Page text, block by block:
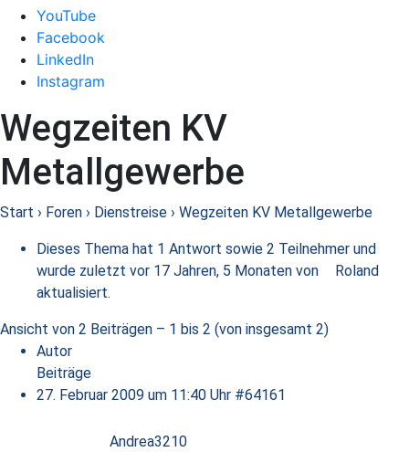
YouTube
Facebook
LinkedIn
Instagram
Wegzeiten KV
Metallgewerbe
Start › Foren › Dienstreise › Wegzeiten KV Metallgewerbe
Dieses Thema hat 1 Antwort sowie 2 Teilnehmer und
wurde zuletzt vor 17 Jahren, 5 Monaten von
Roland
aktualisiert.
Ansicht von 2 Beiträgen – 1 bis 2 (von insgesamt 2)
Autor
Beiträge
27. Februar 2009 um 11:40 Uhr #64161
Andrea3210